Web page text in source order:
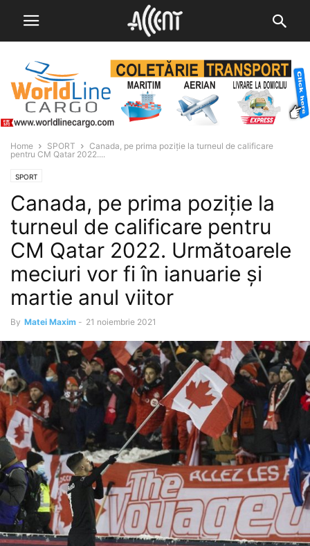
Home SPORT
Canada, pe prima poziție la turneul de calificare
pentru CM Qatar 2022....
SPORT
Canada, pe prima poziție la
turneul de calificare pentru
CM Qatar 2022. Următoarele
meciuri vor fi în ianuarie și
martie anul viitor
By Matei Maxim - 21 noiembrie 2021